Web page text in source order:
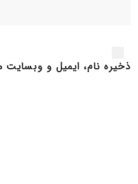
ذخیره نام، ایمیل و